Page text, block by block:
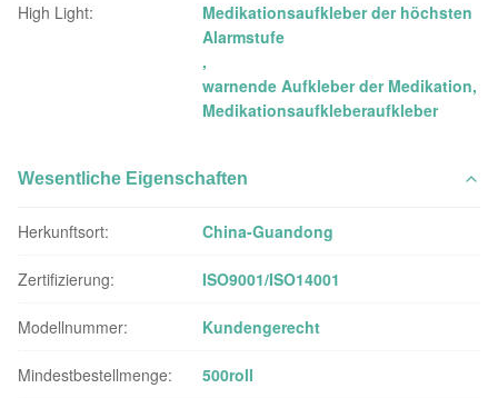
High Light:
Medikationsaufkleber der höchsten
Alarmstufe
,
warnende Aufkleber der Medikation,
Medikationsaufkleberaufkleber
Wesentliche Eigenschaften
Herkunftsort: China-Guandong
Zertifizierung: ISO9001/ISO14001
Modellnummer: Kundengerecht
Mindestbestellmenge: 500roll